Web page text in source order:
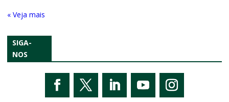
« Entradas Antigas
SIGA-
NOS